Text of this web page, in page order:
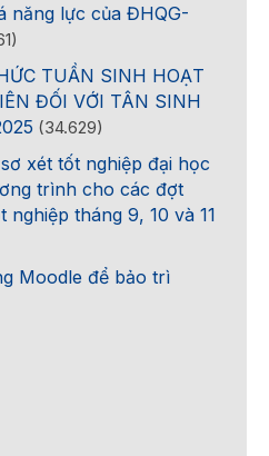
năng lực của ĐHQG-
TUẦN SINH HOẠT
ĐỐI VỚI TÂN SINH
(34.629)
xét tốt nghiệp đại học
trình cho các đợt
tháng 9, 10 và 11
Moodle để bảo trì